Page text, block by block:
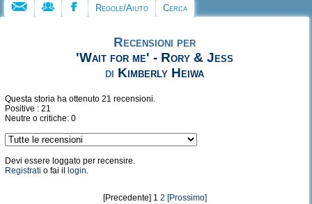
Regole/Aiuto Cerca
Recensioni per
'Wait for me' - Rory & Jess
di Kimberly Heiwa
Questa storia ha ottenuto 21 recensioni.
Positive : 21
Neutre o critiche: 0
Devi essere loggato per recensire.
Registrati o fai il login.
[Precedente] 1 2 [Prossimo]